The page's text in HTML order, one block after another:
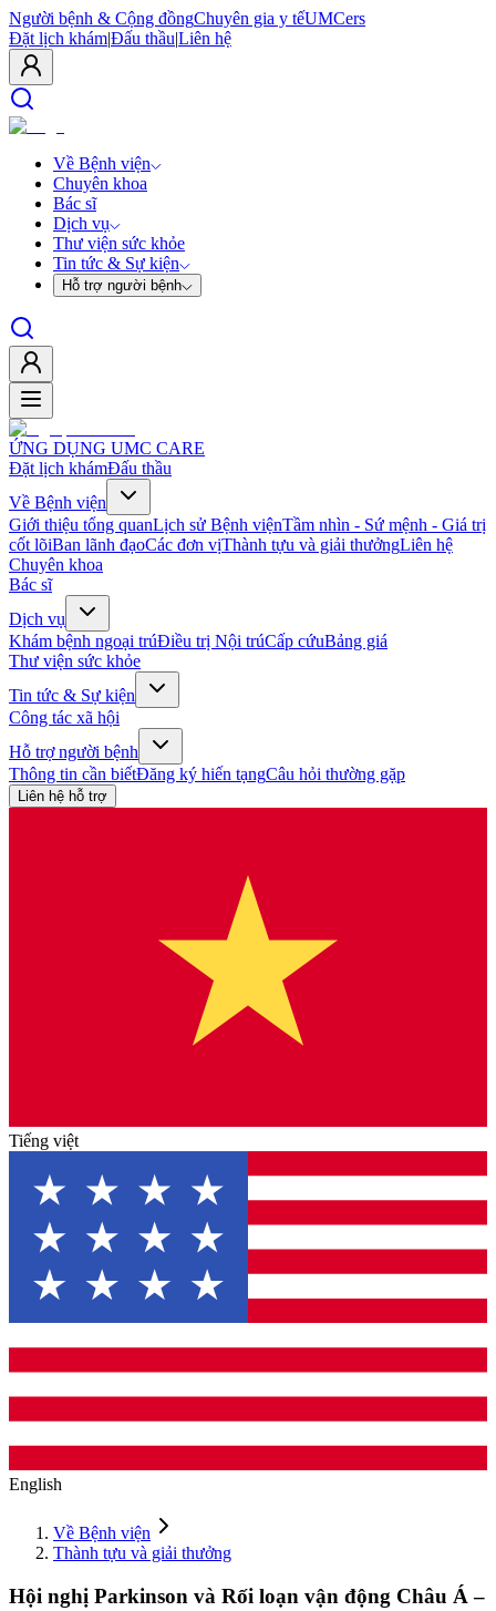
Người bệnh & Cộng đồngChuyên gia y tếUMCers
Đặt lịch khám|Đấu thầu|Liên hệ
Về Bệnh viện
Chuyên khoa
Bác sĩ
Dịch vụ
Thư viện sức khỏe
Tin tức & Sự kiện
Hỗ trợ người bệnh
ỨNG DỤNG UMC CARE
Đặt lịch khámĐấu thầu
Về Bệnh viện
Giới thiệu tổng quanLịch sử Bệnh việnTầm nhìn - Sứ mệnh - Giá trị
cốt lõiBan lãnh đạoCác đơn vịThành tựu và giải thưởngLiên hệ
Chuyên khoa
Bác sĩ
Dịch vụ
Khám bệnh ngoại trúĐiều trị Nội trúCấp cứuBảng giá
Thư viện sức khỏe
Tin tức & Sự kiện
Công tác xã hội
Hỗ trợ người bệnh
Thông tin cần biếtĐăng ký hiến tạngCâu hỏi thường gặp
Liên hệ hỗ trợ
Tiếng việt
English
Về Bệnh viện
Thành tựu và giải thưởng
Hội nghị Parkinson và Rối loạn vận động Châu Á –